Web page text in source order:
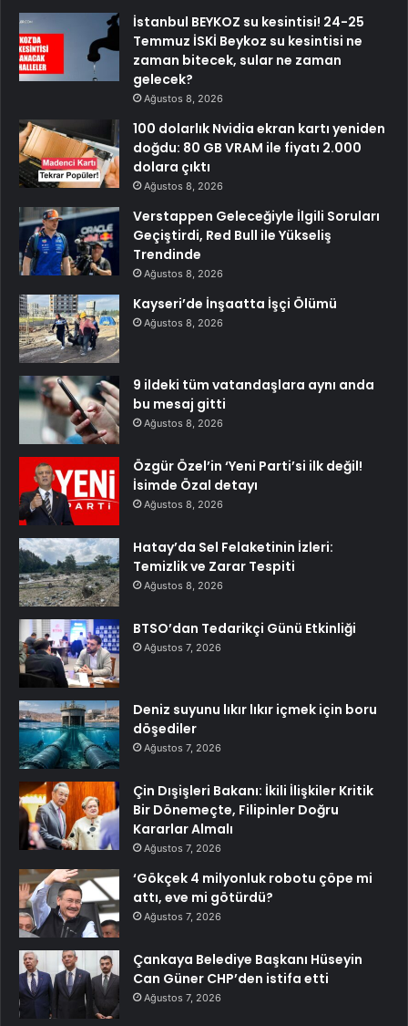
İstanbul BEYKOZ su kesintisi! 24-25
Temmuz İSKİ Beykoz su kesintisi ne
zaman bitecek, sular ne zaman
gelecek?
Ağustos 8, 2026
100 dolarlık Nvidia ekran kartı yeniden
doğdu: 80 GB VRAM ile fiyatı 2.000
dolara çıktı
Ağustos 8, 2026
Verstappen Geleceğiyle İlgili Soruları
Geçiştirdi, Red Bull ile Yükseliş
Trendinde
Ağustos 8, 2026
Kayseri’de İnşaatta İşçi Ölümü
Ağustos 8, 2026
9 ildeki tüm vatandaşlara aynı anda
bu mesaj gitti
Ağustos 8, 2026
Özgür Özel’in ‘Yeni Parti’si ilk değil!
İsimde Özal detayı
Ağustos 8, 2026
Hatay’da Sel Felaketinin İzleri:
Temizlik ve Zarar Tespiti
Ağustos 8, 2026
BTSO’dan Tedarikçi Günü Etkinliği
Ağustos 7, 2026
Deniz suyunu lıkır lıkır içmek için boru
döşediler
Ağustos 7, 2026
Çin Dışişleri Bakanı: İkili İlişkiler Kritik
Bir Dönemeçte, Filipinler Doğru
Kararlar Almalı
Ağustos 7, 2026
‘Gökçek 4 milyonluk robotu çöpe mi
attı, eve mi götürdü?
Ağustos 7, 2026
Çankaya Belediye Başkanı Hüseyin
Can Güner CHP’den istifa etti
Ağustos 7, 2026